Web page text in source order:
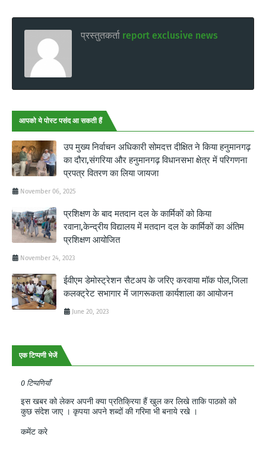
प्रस्तुतकर्ता report exclusive news
आपको ये पोस्ट पसंद आ सकती हैं
उप मुख्य निर्वाचन अधिकारी सोमदत्त दीक्षित ने किया हनुमानगढ़
का दौरा,संगरिया और हनुमानगढ़ विधानसभा क्षेत्र में परिगणना
प्रपत्र वितरण का लिया जायजा
November 06, 2025
प्रशिक्षण के बाद मतदान दल के कार्मिकों को किया
रवाना,केन्द्रीय विद्यालय में मतदान दल के कार्मिकों का अंतिम
प्रशिक्षण आयोजित
November 24, 2023
ईवीएम डेमोस्ट्रेशन सैटअप के जरिए करवाया मॉक पोल,जिला
कलक्ट्रेट सभागार में जागरूकता कार्यशाला का आयोजन
June 20, 2023
एक टिप्पणी भेजें
0 टिप्पणियाँ
इस खबर को लेकर अपनी क्या प्रतिक्रिया हैं खुल कर लिखे ताकि पाठको को
कुछ संदेश जाए । कृपया अपने शब्दों की गरिमा भी बनाये रखे ।
कमेंट करे